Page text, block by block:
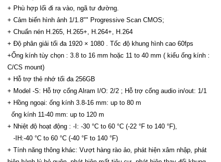
+ Phù hợp lối đi ra vào, ngã tư đường.
+ Cảm biến hình ảnh 1/1.8"" Progressive Scan CMOS;
+ Chuẩn nén H.265, H.265+, H.264+, H.264
+ Độ phân giải tối đa 1920 × 1080 . Tốc độ khung hình cao 60fps
+Ống kính tùy chọn : 3.8 to 16 mm hoặc 11 to 40 mm ( kiểu ống kính :
C/CS mount)
+ Hỗ trợ thẻ nhớ tối đa 256GB
+ Model -S: Hỗ trợ cổng Alram I/O: 2/2 ; Hỗ trợ cổng audio in/out: 1/1
+ Hồng ngoại: ống kính 3.8-16 mm: up to 80 m
ống kính 11-40 mm: up to 120 m
+ Nhiệt độ hoạt động : -I: -30 °C to 60 °C (-22 °F to 140 °F),
-IH:-40 °C to 60 °C (-40 °F to 140 °F)
+ Tính năng thông khác: Vượt hàng rào ảo, phát hiện xâm nhập, phát